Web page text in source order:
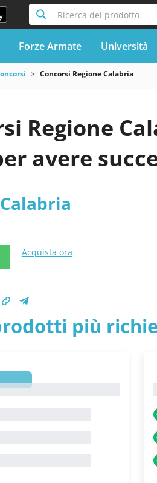
Ricerca del prodotto
Forze Armate Università
Concorsi Regione Calabria
Regione
avere
Acquista ora
più